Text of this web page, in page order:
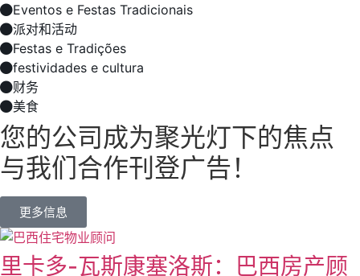
Eventos e Festas Tradicionais
派对和活动
Festas e Tradições
festividades e cultura
财务
美食
您的公司成为聚光灯下的焦点
与我们合作刊登广告！
更多信息
里卡多-瓦斯康塞洛斯：巴西房产顾